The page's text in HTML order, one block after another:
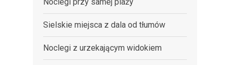
Sielskie miejsca z dala od tłumów
Noclegi z urzekającym widokiem